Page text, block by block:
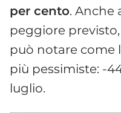
per cento. Anche
peggiore
può notare come
più pessimiste: -
luglio.